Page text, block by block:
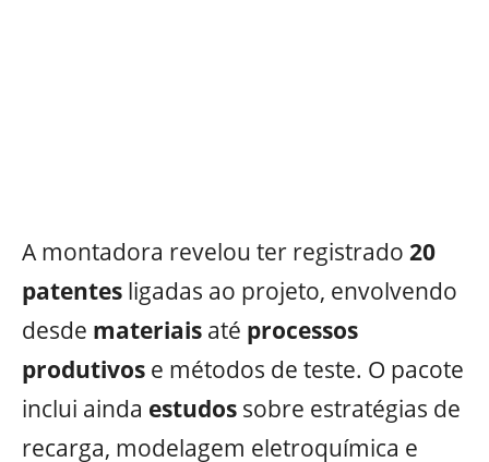
A montadora revelou ter registrado 20
patentes ligadas ao projeto, envolvendo
desde materiais até processos
produtivos e métodos de teste. O pacote
inclui ainda estudos sobre estratégias de
recarga, modelagem eletroquímica e